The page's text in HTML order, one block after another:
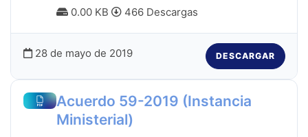
0.00 KB 466 Descargas
28 de mayo de 2019 DESCARGAR
Acuerdo 59-2019 (Instancia
Ministerial)